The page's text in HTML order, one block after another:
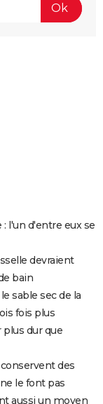
: l'un d'entre eux se
devraient
bain
sable sec de la
fois plus
plus dur que
des
le font pas
aussi un moyen